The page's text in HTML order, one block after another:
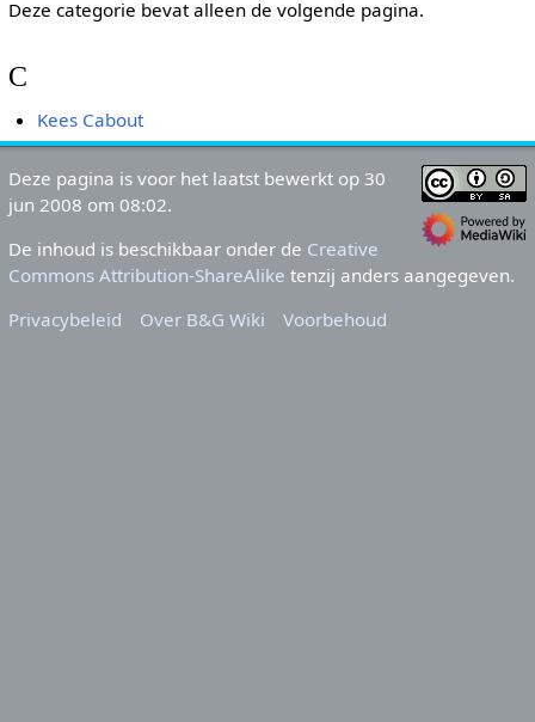
Deze categorie bevat alleen de volgende pagina.
C
Kees Cabout
Deze pagina is voor het laatst bewerkt op 30
jun 2008 om 08:02.
De inhoud is beschikbaar onder de Creative
Commons Attribution-ShareAlike tenzij anders aangegeven.
Privacybeleid
Over B&G Wiki Voorbehoud